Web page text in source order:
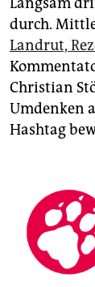
durch.
Landrut,
Christian
Umdenken
Hashtag